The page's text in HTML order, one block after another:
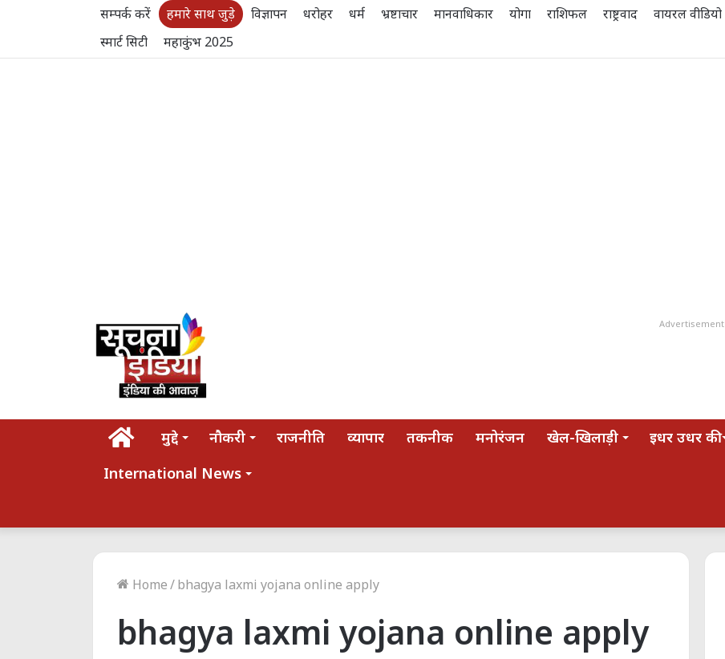
सम्पर्क करें हमारे साथ जुड़े विज्ञापन धरोहर धर्म भ्रष्टाचार मानवाधिकार योगा राशिफल राष्ट्रवाद वायरल वीडियो
स्मार्ट सिटी
महाकुंभ 2025
Advertisement
होम मुद्दे नौकरी राजनीति व्यापार तकनीक मनोरंजन खेल-खिलाड़ी इधर उधर की
International News
Home/bhagya laxmi yojana online apply
bhagya laxmi yojana online apply